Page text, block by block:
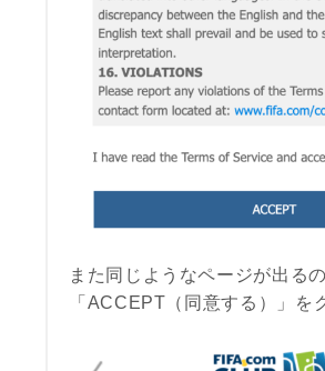
また同じようなページが出る
「ACCEPT（同意する）」を